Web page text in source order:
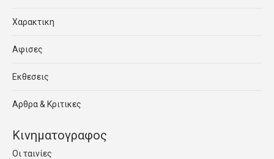
Χαρακτικη
Αφισες
Εκθεσεις
Αρθρα & Κριτικες
Κινηματογραφος
Οι ταινίες